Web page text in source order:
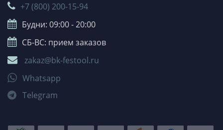
+7 (800) 200-15-94
Будни: 09:00 - 20:00
СБ-ВС: прием заказов
zakaz@bk-festool.ru
Whatsapp
Telegram